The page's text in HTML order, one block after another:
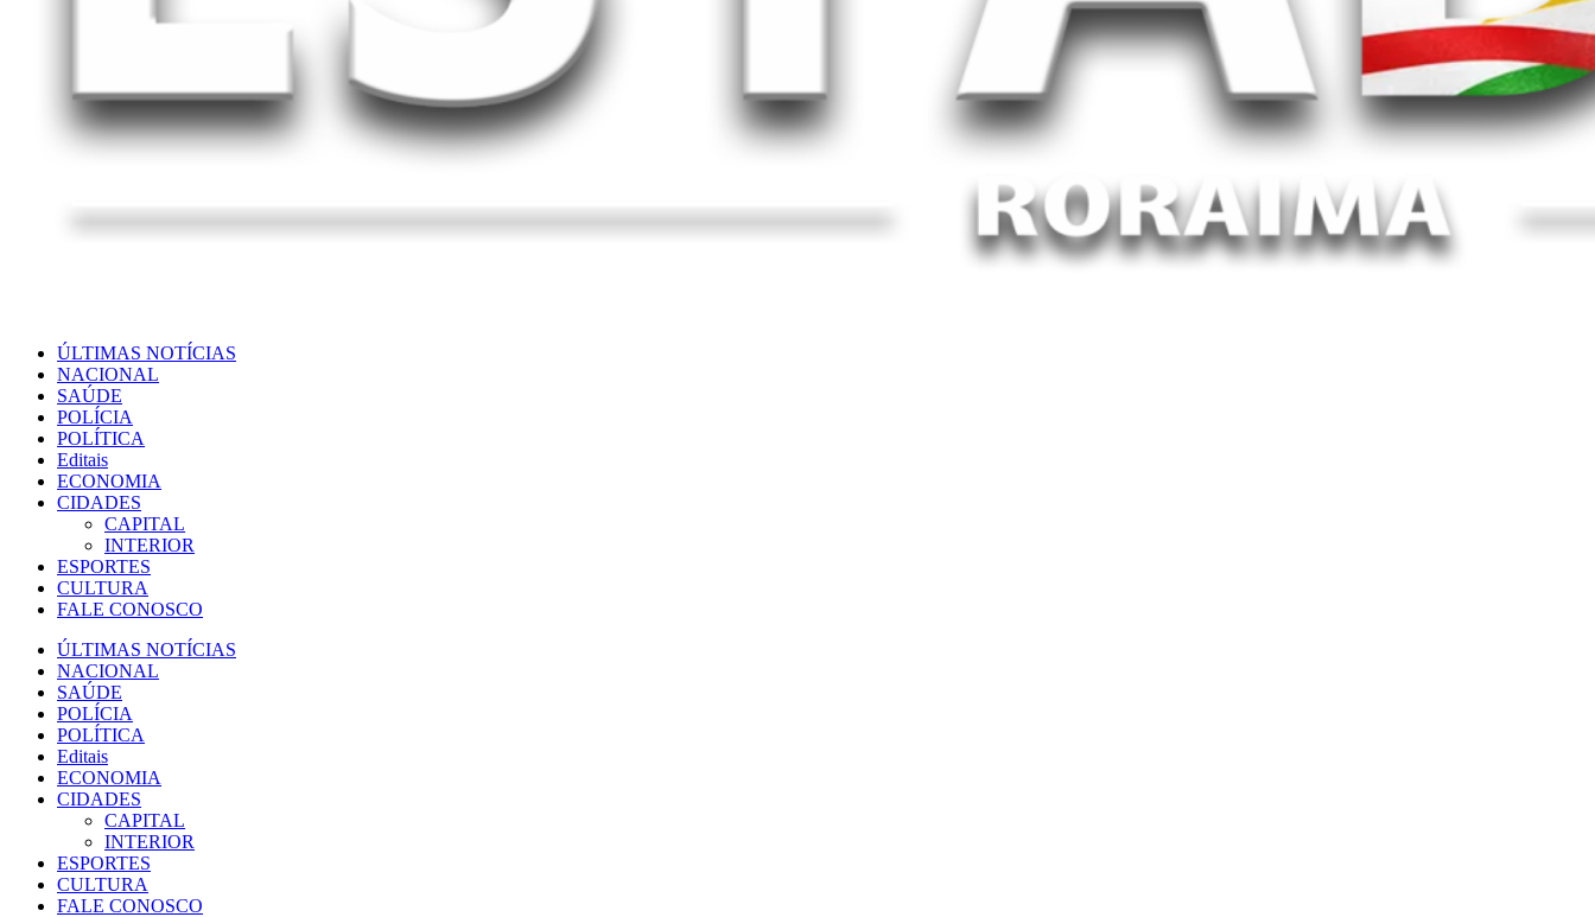
ÚLTIMAS NOTÍCIAS
NACIONAL
SAÚDE
POLÍCIA
POLÍTICA
Editais
ECONOMIA
CIDADES
CAPITAL
INTERIOR
ESPORTES
CULTURA
FALE CONOSCO
ÚLTIMAS NOTÍCIAS
NACIONAL
SAÚDE
POLÍCIA
POLÍTICA
Editais
ECONOMIA
CIDADES
CAPITAL
INTERIOR
ESPORTES
CULTURA
FALE CONOSCO